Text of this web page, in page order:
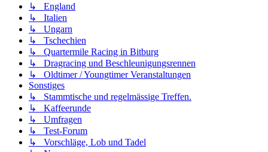
↳ England
↳ Italien
↳ Ungarn
↳ Tschechien
↳ Quartermile Racing in Bitburg
↳ Dragracing und Beschleunigungsrennen
↳ Oldtimer / Youngtimer Veranstaltungen
Sonstiges
↳ Stammtische und regelmässige Treffen.
↳ Kaffeerunde
↳ Umfragen
↳ Test-Forum
↳ Vorschläge, Lob und Tadel